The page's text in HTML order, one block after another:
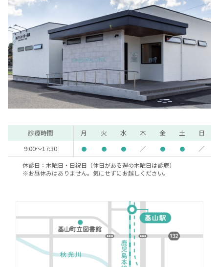
診療時間 月 火 水 木 金 土
日
9:00～17:30
● ● ● ／ ● ● ／
休診日：木曜日・日祝日（休日がある週の木曜日は診療）
※お昼休みはありません。気にせずにお越しください。